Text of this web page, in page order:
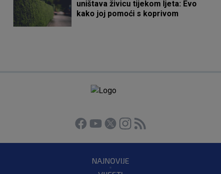
uništava živicu tijekom ljeta: Evo
kako joj pomoći s koprivom
NAJNOVIJE